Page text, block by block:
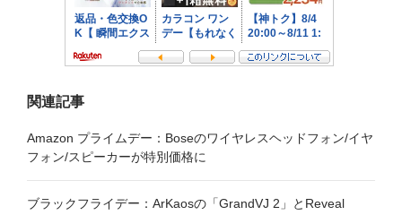
関連記事
Amazon プライムデー：Boseのワイヤレスヘッドフォン/イヤ
フォン/スピーカーが特別価格に
ブラックフライデー：ArKaosの「GrandVJ 2」とReveal